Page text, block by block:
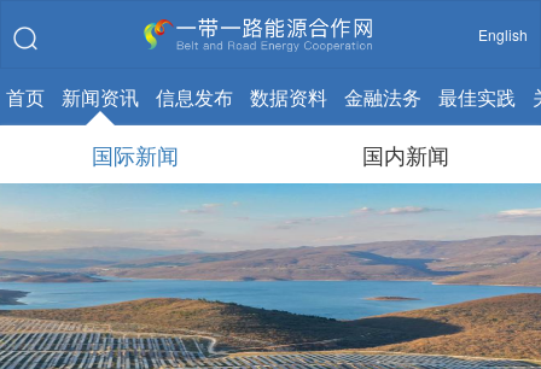
English
首页 新闻资讯 信息发布 数据资料 金融法务 最佳实践
国际新闻 国内新闻